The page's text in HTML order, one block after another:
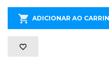
ADICIONAR AO